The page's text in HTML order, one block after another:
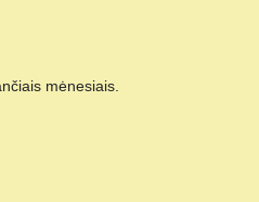
mėnesiais.